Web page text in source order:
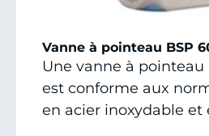
Vanne à pointeau BSP
Une vanne à pointeau
est conforme aux
en acier inoxydable et